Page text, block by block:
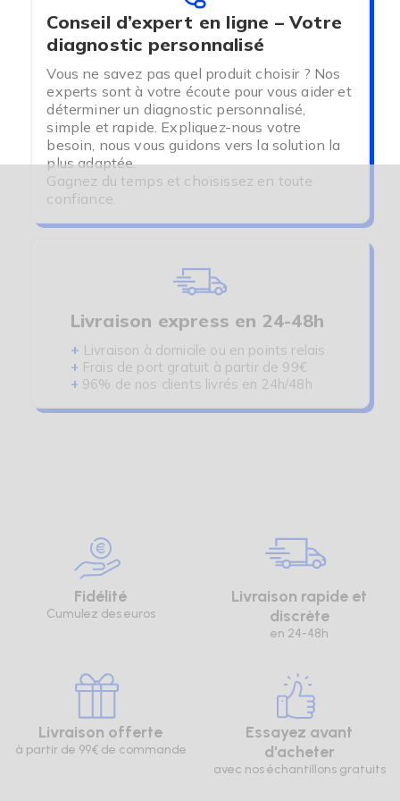
: Offrant des solutions de santé
avancées, Joleti se spécialise dans les gants en
nitrile pour les soins nécessitant une haute
résistance aux produits chimiques.
LES AVANTAGES DES
GANTS MIXTE MULTI-
MATÉRIAUX
Le principal atout des gants latex vinyle nitrile
recherchiez des gants pour un usage quotidien ou
pour certaines tâches spécifiques, notre gamme
complète saura vous satisfaire. Les possibilités
d'utilisation vont des bains et soins corporels
protection accrue.
parfaitement à la forme des mains, assurant une
grande liberté de mouvement tout en évitant la
fatigue musculaire. Leur design ergonomique
vous permettra de les porter sur de longues
périodes sans inconfort.
COMMENT CHOISIR LE
Considérer l'Allergie et la Sensibilité
Conseil d’expert en ligne – Votre
diagnostic personnalisé
Vous ne savez pas quel produit choisir ? Nos
experts sont à votre écoute pour vous aider et
déterminer un diagnostic personnalisé,
simple et rapide. Expliquez-nous votre
besoin, nous vous guidons vers la solution la
plus adaptée.
Gagnez du temps et choisissez en toute
confiance.
Livraison express en 24-48h
+ Livraison à domicile ou en points relais
+ Frais de port gratuit à partir de 99€
+ 96% de nos clients livrés en 24h/48h
Fidélité
Cumulez des euros
Livraison rapide et
discrète
en 24-48h
Livraison offerte
à partir de 99€ de commande
Essayez avant
d'acheter
avec nos échantillons gratuits